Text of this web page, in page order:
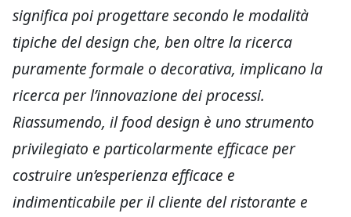
significa poi progettare secondo le modalità
tipiche del design che, ben oltre la ricerca
puramente formale o decorativa, implicano la
ricerca per l’innovazione dei processi.
Riassumendo, il food design è uno strumento
privilegiato e particolarmente efficace per
costruire un’esperienza efficace e
indimenticabile per il cliente del ristorante e